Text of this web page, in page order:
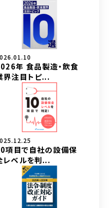
年 食品製造・飲食
界注目トピ...
項目で自社の設備保
レベルを判...